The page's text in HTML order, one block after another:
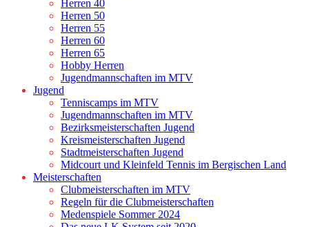
Herren 40
Herren 50
Herren 55
Herren 60
Herren 65
Hobby Herren
Jugendmannschaften im MTV
Jugend
Tenniscamps im MTV
Jugendmannschaften im MTV
Bezirksmeisterschaften Jugend
Kreismeisterschaften Jugend
Stadtmeisterschaften Jugend
Midcourt und Kleinfeld Tennis im Bergischen Land
Meisterschaften
Clubmeisterschaften im MTV
Regeln für die Clubmeisterschaften
Medenspiele Sommer 2024